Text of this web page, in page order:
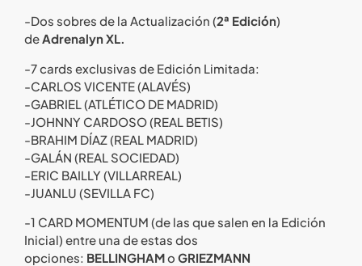
-Dos sobres de la Actualización (2ª Edición)
deAdrenalyn XL.
-7 cards exclusivas de Edición Limitada:
-CARLOS VICENTE (ALAVÉS)
-GABRIEL (ATLÉTICO DE MADRID)
-JOHNNY CARDOSO (REAL BETIS)
-BRAHIM DÍAZ (REAL MADRID)
-GALÁN (REAL SOCIEDAD)
-ERIC BAILLY (VILLARREAL)
-JUANLU (SEVILLA FC)
-1 CARD MOMENTUM (de las que salen en la Edición
Inicial) entre una de estas dos
opciones: BELLINGHAMo GRIEZMANN